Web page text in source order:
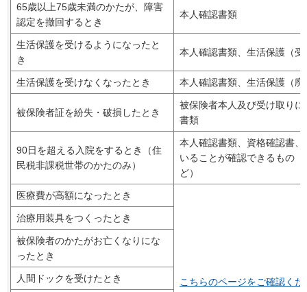
65歳以上75歳未満のかたが、障害
認定を撤回するとき
本人確認書類
生活保護を受けるようになったと
き
本人確認書類、生活保護（受
生活保護を受けなくなったとき 本人確認書類、生活保護（廃
被保険者証を紛失・破損したとき
被保険者本人及び受け取り
書類
90日を超える入院をするとき（住
民税非課税世帯のかたのみ）
本人確認書類、資格確認書
いることが確認できるもの
ど）
医療費が高額になったとき
こちらのページをご確認くだ
治療用装具をつくったとき
被保険者のかたがお亡くなりにな
ったとき
人間ドックを受けたとき